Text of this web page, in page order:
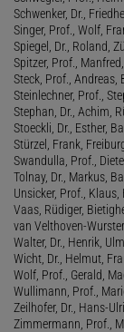
Schwenker, Dr.,
Singer, Prof., Wolf,
Spiegel, Dr., Roland,
Spitzer, Prof.,
Steck, Prof., Andreas,
Steinlechner, Prof.,
Stephan, Dr., Achim,
Stoeckli, Dr., Esther,
Stürzel, Frank,
Swandulla, Prof.,
Tolnay, Dr., Markus,
Unsicker, Prof., Klaus,
Vaas, Rüdiger,
van Velthoven-
Walter, Dr., Henrik, Ulm
Wicht, Dr., Helmut,
Wolf, Prof., Gerald,
Wullimann, Prof.,
Zeilhofer, Dr., Hans-
Zimmermann, Prof.,